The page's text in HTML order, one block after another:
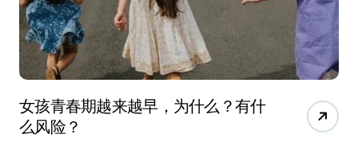
女孩青春期越来越早，为什么？有什
么风险？